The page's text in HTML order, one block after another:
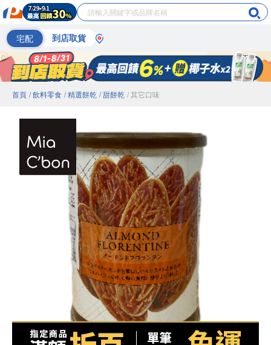
宅配 到店取貨
首頁 / 飲料零食 / 精選餅乾 / 甜餅乾 / 其它口味